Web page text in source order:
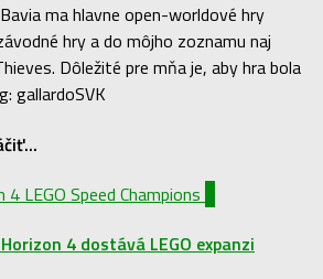
ma hlavne open-worldové hry
hry a do môjho zoznamu naj
Dôležité pre mňa je, aby hra bola
gallardoSVK
4 dostává LEGO expanzi